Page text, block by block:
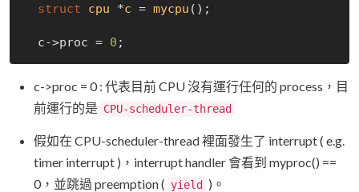
struct
cpu *c = mycpu ();
  c->proc =
0
c->proc = 0 : 代表目前 CPU 沒有運行任何的 process，目
前運行的是 CPU-scheduler-thread
假如在 CPU-scheduler-thread 裡面發生了 interrupt ( e.g.
timer interrupt )，interrupt handler 會看到 myproc() ==
0，並跳過 preemption ( yield )。